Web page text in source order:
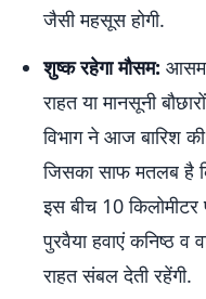
जैसी महसूस होगी.
शुष्क रहेगा मौसम:
राहत या मानसूनी
विभाग ने आज बारिश
जिसका साफ मतलब है
इस बीच 10 किलोमीटर
पुरवैया हवाएं कनिष्ठ व
राहत संबल देती रहेंगी.